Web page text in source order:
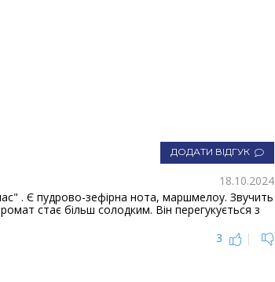
ДОДАТИ ВІДГУК
18.10.2024
. Є пудрово-зефірна нота, маршмелоу. Звучить
стає більш солодким. Він перегукується з
3
|